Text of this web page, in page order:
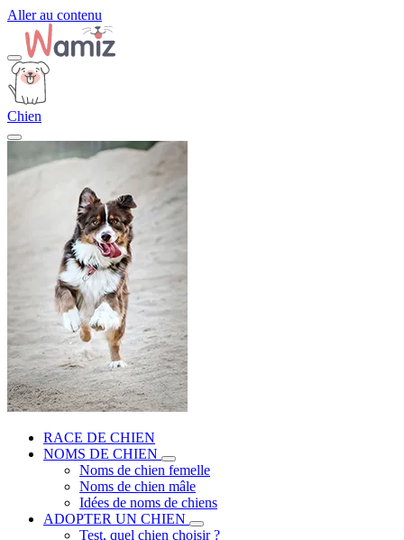
Aller au contenu
Chien
RACE DE CHIEN
NOMS DE CHIEN
Noms de chien femelle
Noms de chien mâle
Idées de noms de chiens
ADOPTER UN CHIEN
Test, quel chien choisir ?